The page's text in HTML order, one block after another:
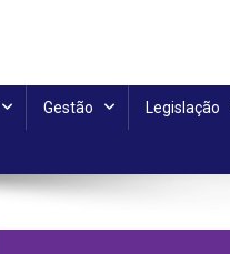
Gestão Legislação